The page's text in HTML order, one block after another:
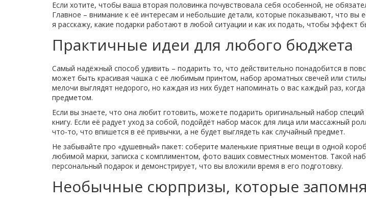
Если хотите, чтобы ваша вторая половинка почувствовала себя особенной, не
Главное – внимание к её интересам и небольшие детали, которые показывают, что вы
я расскажу, какие подарки работают в любой ситуации и как их подать, чтобы эффект
Практичные идеи для любого бюджета
Самый надёжный способ удивить – подарить то, что действительно понадобится в
может быть красивая чашка с её любимым принтом, набор ароматных свечей или
мелочи выглядят недорого, но каждая из них будет напоминать о вас каждый раз,
предметом.
Если вы знаете, что она любит готовить, можете подарить оригинальный набор
книгу. Если её радует уход за собой, подойдёт набор масок для лица или массажный
что‑то, что впишется в её привычки, а не будет выглядеть как случайный предмет.
Не забывайте про «душевный» пакет: соберите маленькие приятные вещи в одной
любимой марки, записка с комплиментом, фото ваших совместных моментов. Такой
персональный подарок и демонстрирует, что вы вложили время в его подготовку.
Необычные сюрпризы, которые